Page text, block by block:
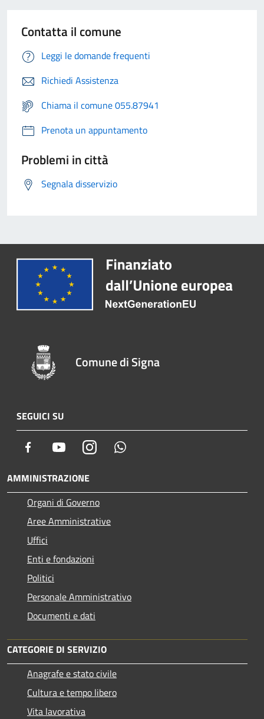
Contatta il comune
Leggi le domande frequenti
Richiedi Assistenza
Chiama il comune 055.87941
Prenota un appuntamento
Problemi in città
Segnala disservizio
Comune di Signa
SEGUICI SU
Facebook YoutubeInstagram
AMMINISTRAZIONE
Organi di Governo
Aree Amministrative
Uffici
Enti e fondazioni
Politici
Personale Amministrativo
Documenti e dati
CATEGORIE DI SERVIZIO
Anagrafe e stato civile
Cultura e tempo libero
Vita lavorativa